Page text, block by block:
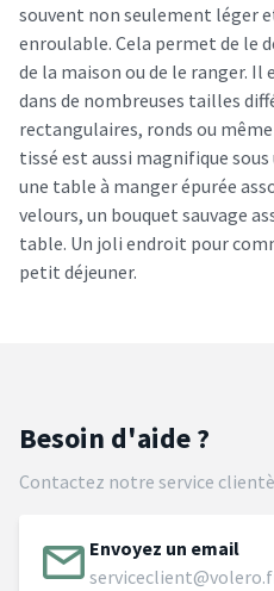
souvent non seulement léger
enroulable. Cela permet de le
de la maison ou de le ranger.
dans de nombreuses tailles
rectangulaires, ronds ou même
tissé est aussi magnifique
une table à manger épurée
velours, un bouquet sauvage
table. Un joli endroit pour
petit déjeuner.
Besoin d'aide ?
Contactez notre service
Envoyez un email